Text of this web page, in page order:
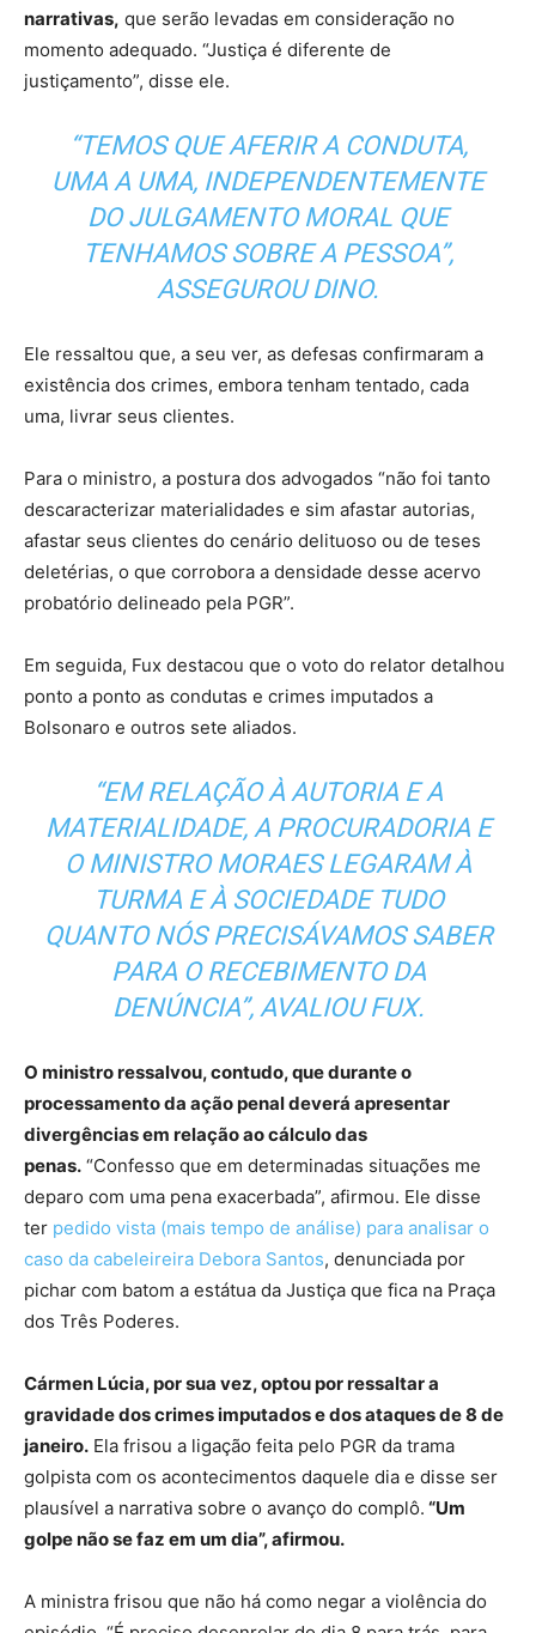
narrativas, que serão levadas em consideração no
momento adequado. “Justiça é diferente de
justiçamento”, disse ele.
“TEMOS QUE AFERIR A CONDUTA,
UMA A UMA, INDEPENDENTEMENTE
DO JULGAMENTO MORAL QUE
TENHAMOS SOBRE A PESSOA”,
ASSEGUROU DINO.
Ele ressaltou que, a seu ver, as defesas confirmaram a
existência dos crimes, embora tenham tentado, cada
uma, livrar seus clientes.
Para o ministro, a postura dos advogados “não foi tanto
descaracterizar materialidades e sim afastar autorias,
afastar seus clientes do cenário delituoso ou de teses
deletérias, o que corrobora a densidade desse acervo
probatório delineado pela PGR”.
Em seguida, Fux destacou que o voto do relator detalhou
ponto a ponto as condutas e crimes imputados a
Bolsonaro e outros sete aliados.
“EM RELAÇÃO À AUTORIA E A
MATERIALIDADE, A PROCURADORIA E
O MINISTRO MORAES LEGARAM À
TURMA E À SOCIEDADE TUDO
QUANTO NÓS PRECISÁVAMOS SABER
PARA O RECEBIMENTO DA
DENÚNCIA”, AVALIOU FUX.
O ministro ressalvou, contudo, que durante o
processamento da ação penal deverá apresentar
divergências em relação ao cálculo das
penas. “Confesso que em determinadas situações me
deparo com uma pena exacerbada”, afirmou. Ele disse
ter pedido vista (mais tempo de análise) para analisar o
caso da cabeleireira Debora Santos, denunciada por
pichar com batom a estátua da Justiça que fica na Praça
dos Três Poderes.
Cármen Lúcia, por sua vez, optou por ressaltar a
gravidade dos crimes imputados e dos ataques de 8 de
janeiro. Ela frisou a ligação feita pelo PGR da trama
golpista com os acontecimentos daquele dia e disse ser
plausível a narrativa sobre o avanço do complô. “Um
golpe não se faz em um dia”, afirmou.
A ministra frisou que não há como negar a violência do